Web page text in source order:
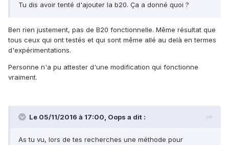
Tu dis avoir tenté d'ajouter la b20. Ça a donné quoi ?
Ben rien justement, pas de B20 fonctionnelle. Même résultat que
tous ceux qui ont testés et qui sont même allé au delà en termes
d'expérimentations.
Personne n'a pu attester d'une modification qui fonctionne
vraiment.
Le 05/11/2016 à 17:00, Oops a dit :
As tu vu, lors de tes recherches une méthode pour